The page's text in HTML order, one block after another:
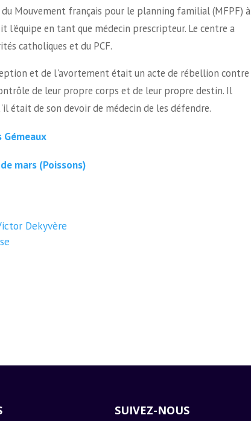
Mouvement français pour le planning familial (MFPF) à
l'équipe en tant que médecin prescripteur. Le centre a
catholiques et du PCF.
et de l'avortement était un acte de rébellion contre
de leur propre corps et de leur propre destin. Il
était de son devoir de médecin de les défendre.
Gémeaux
mars (Poissons)
Dekyvère
SUIVEZ-NOUS